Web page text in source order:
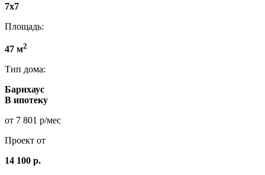
7х7
Площадь:
47 м2
Тип дома:
Барнхаус
В ипотеку
от 7 801 р/мес
Проект от
14 100 р.